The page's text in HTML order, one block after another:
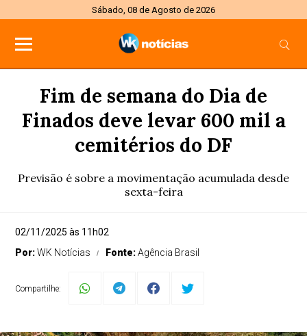
Sábado, 08 de Agosto de 2026
Fim de semana do Dia de
Finados deve levar 600 mil a
cemitérios do DF
Previsão é sobre a movimentação acumulada desde
sexta-feira
02/11/2025 às 11h02
Por:WK Notícias Fonte:Agência Brasil
Compartilhe: